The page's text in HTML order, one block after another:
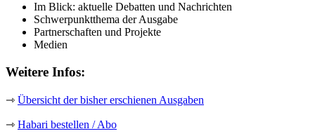
Im Blick: aktuelle Debatten und Nachrichten
Schwerpunktthema der Ausgabe
Partnerschaften und Projekte
Medien
Weitere Infos:
⇾ Übersicht der bisher erschienen Ausgaben
⇾ Habari bestellen / Abo